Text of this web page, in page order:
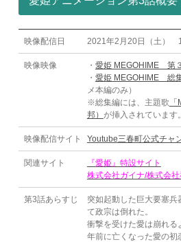
映像配信日 2021年2月20日（土）
映像映像 ・ 愛姫 MEGOHIME 第
・ 愛姫 MEGOHIME 総
メ本編のみ）
※総集編には、主題歌
邦） が挿入されています。
映像配信サイト Youtube三春町公式チャ
関連サイト
『愛姫』特設サイト
株式会社ガイナ/株式会
第3話あらすじ
突如起動した巨大要塞
て政宗は倒れた。
衝撃を受けた愛は崩れる
年前に亡くなった愛の初